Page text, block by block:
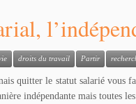
droits du travail Partir
quitter le statut salarié
indépendante mais toutes